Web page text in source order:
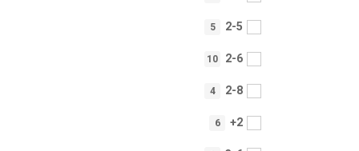
2-5
5
2-6
10
2-8
4
2+
6